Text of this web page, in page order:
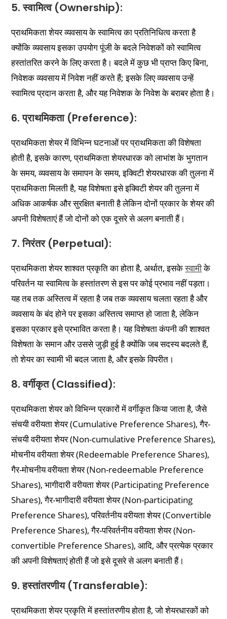
5. स्वामित्व (Ownership):
प्राथमिकता शेयर व्यवसाय के स्वामित्व का प्रतिनिधित्व करता है
क्योंकि व्यवसाय इसका उपयोग पूंजी के बदले निवेशकों को स्वामित्व
हस्तांतरित करने के लिए करता है। बदले में कुछ भी प्राप्त किए बिना,
निवेशक व्यवसाय में निवेश नहीं करते हैं; इसके लिए व्यवसाय उन्हें
स्वामित्व प्रदान करता है, और यह निवेशक के निवेश के बराबर होता है।
6. प्राथमिकता (Preference):
प्राथमिकता शेयर में विभिन्न घटनाओं पर प्राथमिकता की विशेषता
होती है, इसके कारण, प्राथमिकता शेयरधारक को लाभांश के भुगतान
के समय, व्यवसाय के समापन के समय, इक्विटी शेयरधारक की तुलना में
प्राथमिकता मिलती है, यह विशेषता इसे इक्विटी शेयर की तुलना में
अधिक आकर्षक और सुरक्षित बनाती है लेकिन दोनों प्रकार के शेयर की
अपनी विशेषताएं हैं जो दोनों को एक दूसरे से अलग बनाती हैं।
7. निरंतर (Perpetual):
प्राथमिकता शेयर शाश्वत प्रकृति का होता है, अर्थात, इसकेस्वामीके
परिवर्तन या स्वामित्व के हस्तांतरण से इस पर कोई प्रभाव नहीं पड़ता।
यह तब तक अस्तित्व में रहता है जब तक व्यवसाय चलता रहता है और
व्यवसाय के बंद होने पर इसका अस्तित्व समाप्त हो जाता है, लेकिन
इसका प्रकार इसे प्रभावित करता है। यह विशेषता कंपनी की शाश्वत
विशेषता के समान और उससे जुड़ी हुई है क्योंकि जब सदस्य बदलते हैं,
तो शेयर का स्वामी भी बदल जाता है, और इसके विपरीत।
8. वर्गीकृत (Classified):
प्राथमिकता शेयर को विभिन्न प्रकारों में वर्गीकृत किया जाता है, जैसे
संचयी वरीयता शेयर (Cumulative Preference Shares), गैर-
संचयी वरीयता शेयर (Non-cumulative Preference Shares),
मोचनीय वरीयता शेयर (Redeemable Preference Shares),
गैर-मोचनीय वरीयता शेयर (Non-redeemable Preference
Shares), भागीदारी वरीयता शेयर (Participating Preference
Shares), गैर-भागीदारी वरीयता शेयर (Non-participating
Preference Shares), परिवर्तनीय वरीयता शेयर (Convertible
Preference Shares), गैर-परिवर्तनीय वरीयता शेयर (Non-
convertible Preference Shares), आदि, और प्रत्येक प्रकार
की अपनी विशेषताएं होती हैं जो इसे दूसरे से अलग बनाती हैं।
9. हस्तांतरणीय (Transferable):
प्राथमिकता शेयर प्रकृति में हस्तांतरणीय होता है, जो शेयरधारकों को